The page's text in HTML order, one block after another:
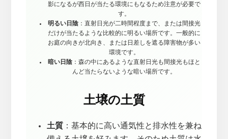
影になるが西日が当たる環境にもなるため注意が必要で
す。
明るい日陰 ：直射日光が二時間程度まで、または間接光
だけが当たるような比較的に明るい場所です。一般的に
お庭の向きが北向き、または日差しを遮る障害物が多い
環境です。
暗い日陰 ：森の中にあるような直射日光も間接光もほと
んど当たらないような暗い場所です。
土壌の土質
土質 ：基本的に高い通気性と排水性を兼ね